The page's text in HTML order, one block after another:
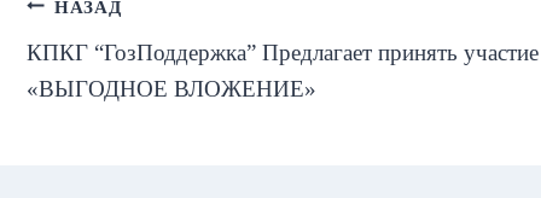
Навигация
по
записям
НАЗАД
КПКГ “ГозПоддержка” Предлагает принять
«ВЫГОДНОЕ ВЛОЖЕНИЕ»